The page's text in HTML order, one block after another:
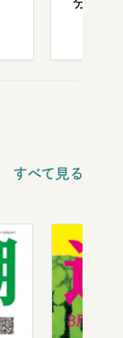
すべて見る